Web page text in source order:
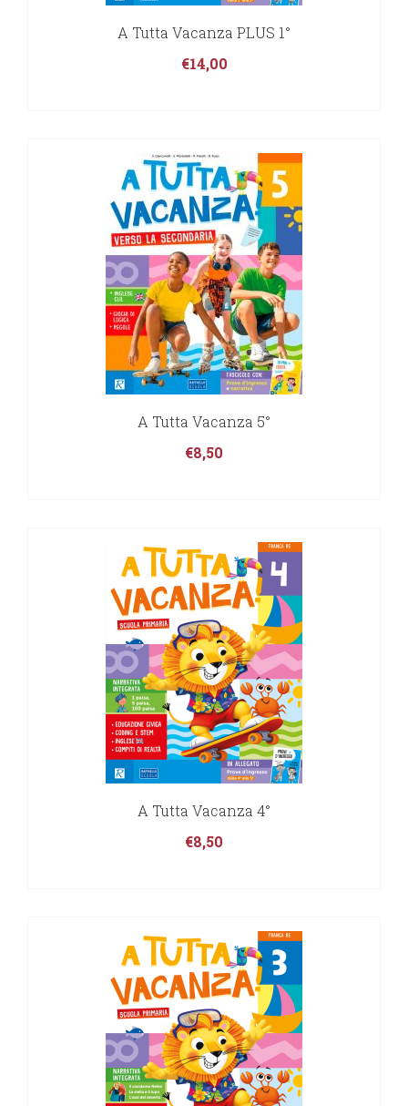
A Tutta Vacanza PLUS 1°
€14,00
A Tutta Vacanza 5°
€8,50
A Tutta Vacanza 4°
€8,50